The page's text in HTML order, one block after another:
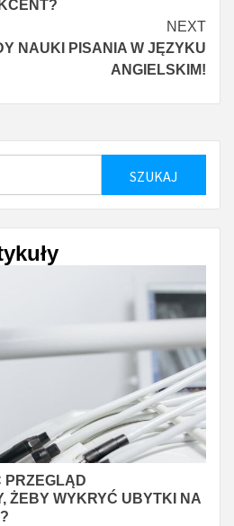
NEXT
NAUKI PISANIA W JĘZYKU
ANGIELSKIM!
PRZEGLĄD
ŻEBY WYKRYĆ UBYTKI NA